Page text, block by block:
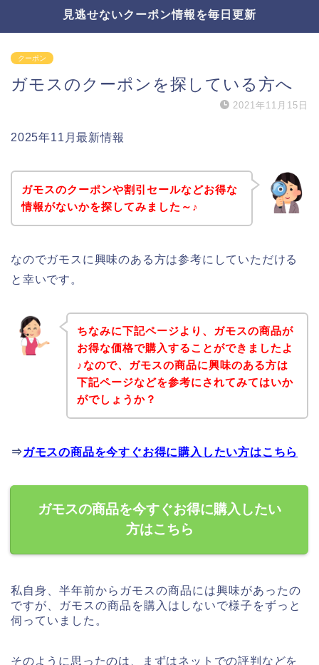
見逃せないクーポン情報を毎日更新
クーポン
ガモスのクーポンを探している方へ
2021年11月15日
2025年11月最新情報
ガモスのクーポンや割引セールなどお得な
情報がないかを探してみました～♪
なのでガモスに興味のある方は参考にしていただける
と幸いです。
ちなみに下記ページより、ガモスの商品が
お得な価格で購入することができましたよ
♪なので、ガモスの商品に興味のある方は
下記ページなどを参考にされてみてはいか
がでしょうか？
⇒ ガモスの商品を今すぐお得に購入したい方はこちら
ガモスの商品を今すぐお得に購入したい
方はこちら
私自身、半年前からガモスの商品には興味があったの
ですが、ガモスの商品を購入はしないで様子をずっと
伺っていました。
そのように思ったのは、まずはネットでの評判などを